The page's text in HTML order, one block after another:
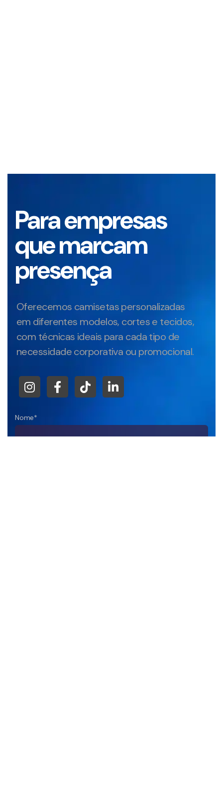
Para empresas
que marcam
presença
Oferecemos camisetas personalizadas
em diferentes modelos, cortes e tecidos,
com técnicas ideais para cada tipo de
necessidade corporativa ou promocional.
Nome*